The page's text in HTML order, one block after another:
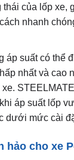
áp suất có thể
nhất và cao
áp suất lốp
dưới mức cài
hảo cho xe
lốp xe, giảm